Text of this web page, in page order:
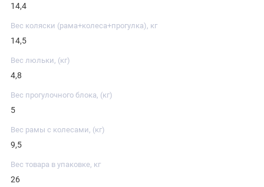
14,4
Вес коляски (рама+колеса+прогулка), кг
14,5
Вес люльки, (кг)
4,8
Вес прогулочного блока, (кг)
5
Вес рамы с колесами, (кг)
9,5
Вес товара в упаковке, кг
26